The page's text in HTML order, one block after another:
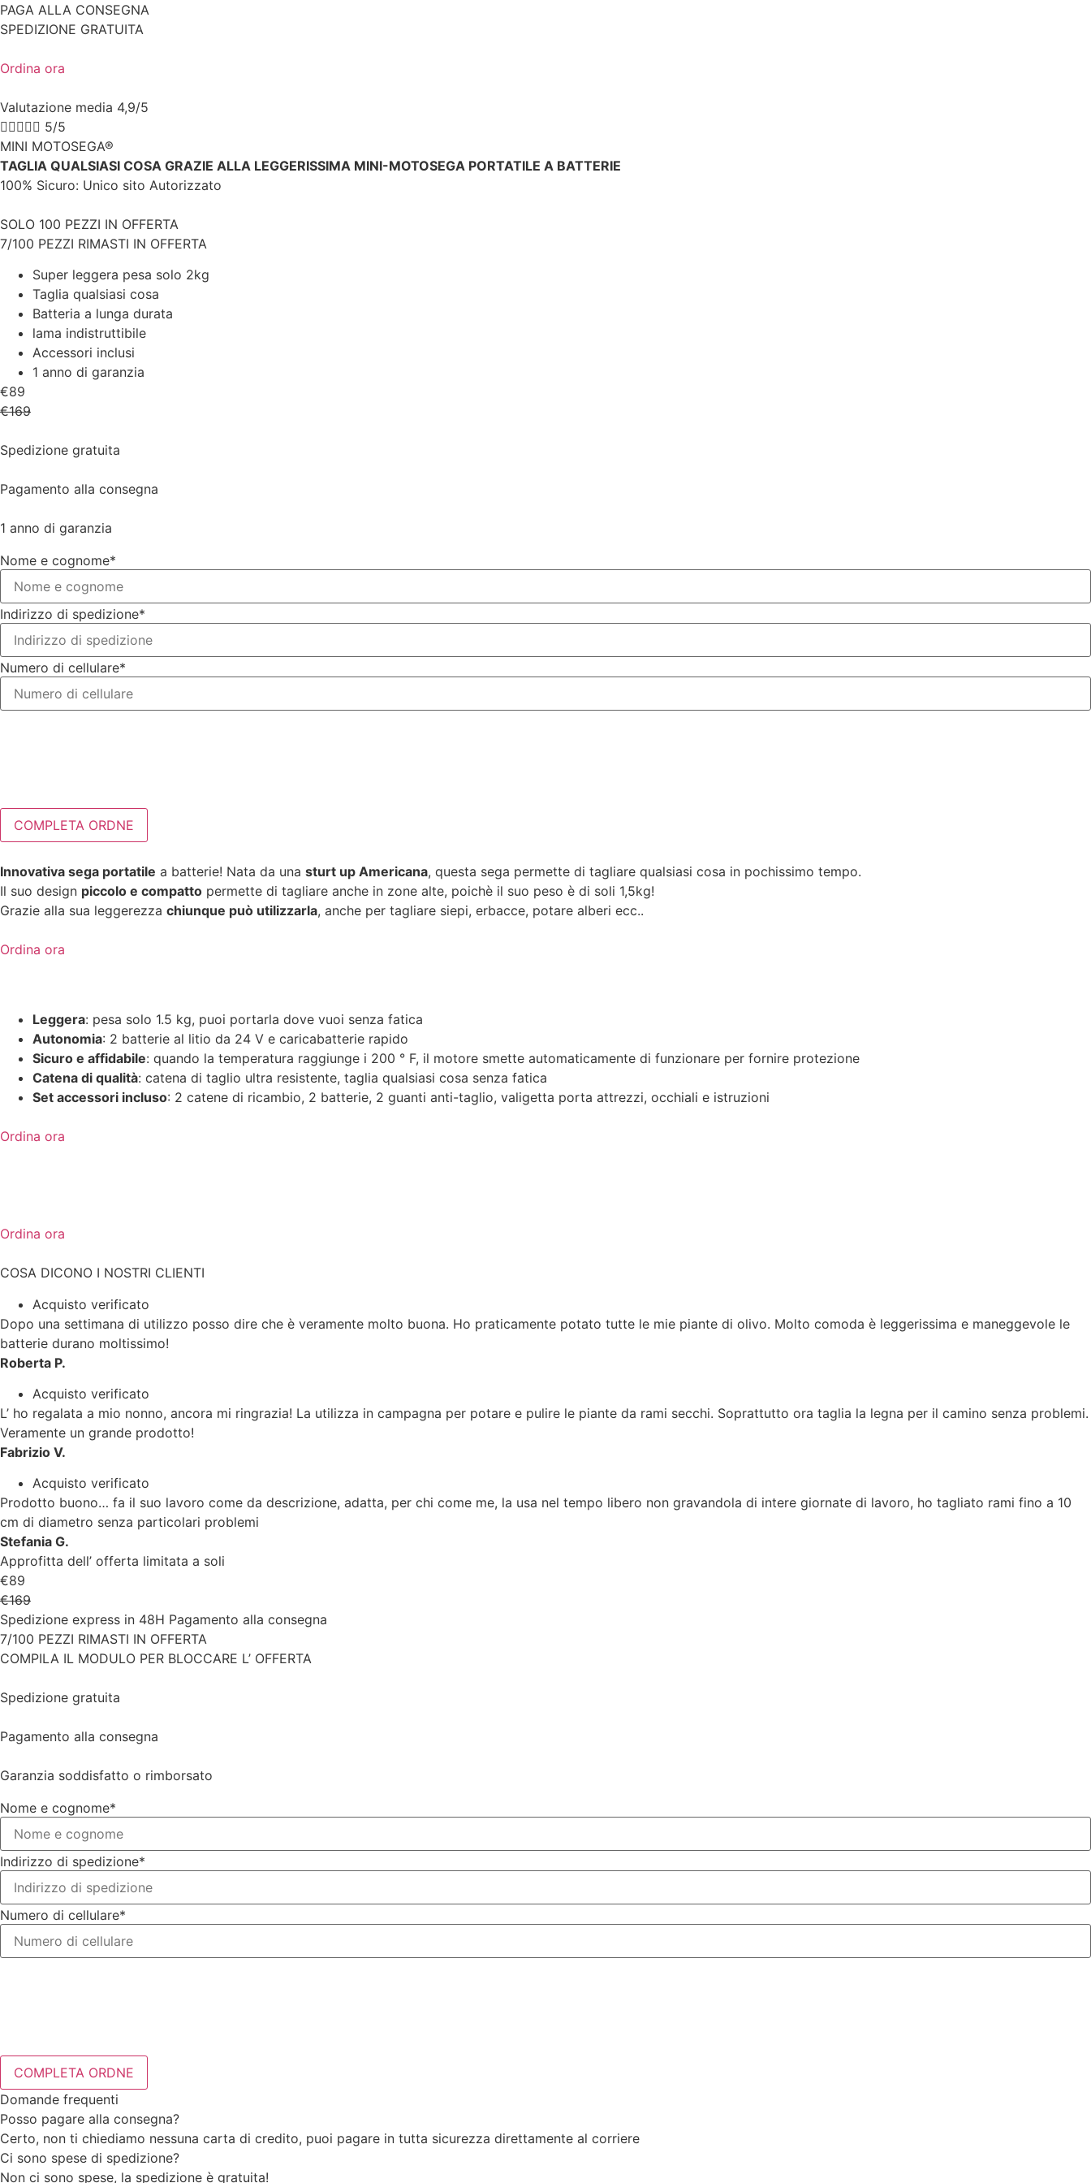
PAGA ALLA CONSEGNA
SPEDIZIONE GRATUITA
Ordina ora
Valutazione media 4,9/5
 5/5
MINI MOTOSEGA®
TAGLIA QUALSIASI COSA GRAZIE ALLA LEGGERISSIMA MINI-MOTOSEGA PORTATILE A BATTERIE
100% Sicuro: Unico sito Autorizzato
SOLO 100 PEZZI IN OFFERTA
7/100 PEZZI RIMASTI IN OFFERTA
Super leggera pesa solo 2kg
Taglia qualsiasi cosa
Batteria a lunga durata
lama indistruttibile
Accessori inclusi
1 anno di garanzia
€89
€169
Spedizione gratuita
Pagamento alla consegna
1 anno di garanzia
Nome e cognome*
Indirizzo di spedizione*
Numero di cellulare*
Innovativa sega portatile a batterie! Nata da una sturt up Americana, questa sega permette di tagliare qualsiasi cosa in pochissimo tempo.
Il suo design piccolo e compatto permette di tagliare anche in zone alte, poichè il suo peso è di soli 1,5kg!
Grazie alla sua leggerezza chiunque può utilizzarla, anche per tagliare siepi, erbacce, potare alberi ecc..
Ordina ora
Leggera: pesa solo 1.5 kg, puoi portarla dove vuoi senza fatica
Autonomia: 2 batterie al litio da 24 V e caricabatterie rapido
Sicuro e affidabile: quando la temperatura raggiunge i 200 ° F, il motore smette automaticamente di funzionare per fornire protezione
Catena di qualità: catena di taglio ultra resistente, taglia qualsiasi cosa senza fatica
Set accessori incluso: 2 catene di ricambio, 2 batterie, 2 guanti anti-taglio, valigetta porta attrezzi, occhiali e istruzioni
Ordina ora
Ordina ora
COSA DICONO I NOSTRI CLIENTI
Acquisto verificato
Dopo una settimana di utilizzo posso dire che è veramente molto buona. Ho praticamente potato tutte le mie piante di olivo. Molto comoda è leggerissima e maneggevole le
batterie durano moltissimo!
Roberta P.
Acquisto verificato
L’ ho regalata a mio nonno, ancora mi ringrazia! La utilizza in campagna per potare e pulire le piante da rami secchi. Soprattutto ora taglia la legna per il camino senza problemi.
Veramente un grande prodotto!
Fabrizio V.
Acquisto verificato
Prodotto buono… fa il suo lavoro come da descrizione, adatta, per chi come me, la usa nel tempo libero non gravandola di intere giornate di lavoro, ho tagliato rami fino a 10
cm di diametro senza particolari problemi
Stefania G.
Approfitta dell’ offerta limitata a soli
€89
€169
Spedizione express in 48H Pagamento alla consegna
7/100 PEZZI RIMASTI IN OFFERTA
COMPILA IL MODULO PER BLOCCARE L’ OFFERTA
Spedizione gratuita
Pagamento alla consegna
Garanzia soddisfatto o rimborsato
Nome e cognome*
Indirizzo di spedizione*
Numero di cellulare*
Domande frequenti
Posso pagare alla consegna?
Certo, non ti chiediamo nessuna carta di credito, puoi pagare in tutta sicurezza direttamente al corriere
Ci sono spese di spedizione?
Non ci sono spese, la spedizione è gratuita!